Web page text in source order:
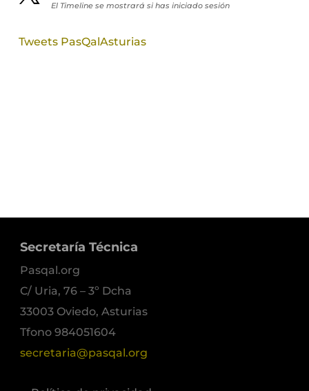
El Timeline se mostrará si has iniciado sesión
Tweets PasQalAsturias
Secretaría Técnica
Pasqal.org
C/ Uria, 76 – 3º Dcha
33003 Oviedo, Asturias
Tfono 984051604
secretaria@pasqal.org